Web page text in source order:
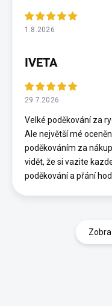
1.8.2026
IVETA
29.7.2026
Velké poděkování za
Ale největší mé
poděkováním za
vidět, že si vazite
poděkování a přání